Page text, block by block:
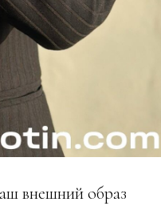
внешний образ